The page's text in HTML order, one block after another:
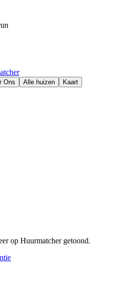
Ons Alle huizen Kaart
op Huurmatcher getoond.